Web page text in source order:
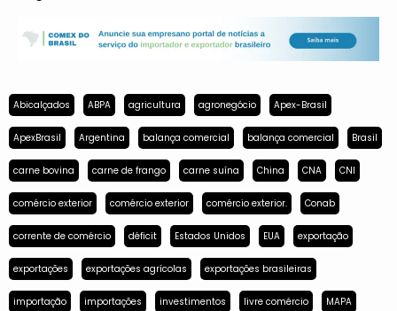
Abicalçados ABPA agricultura agronegócio Apex-Brasil
ApexBrasil Argentina balança comercial balança comercial Brasil
carne bovina carne de frango carne suína China CNA CNI
comércio exterior comércio exterior comércio exterior. Conab
corrente de comércio déficit Estados Unidos EUA exportação
exportações exportações agrícolas exportações brasileiras
importação importações investimentos livre comércio MAPA